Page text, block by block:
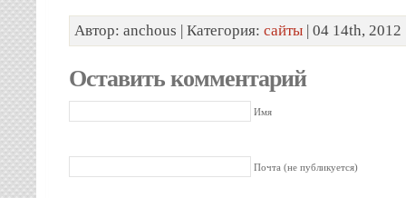
Автор: anchous | Категория: сайты | 04 14th, 2012
Оставить комментарий
Имя
Почта (не публикуется)